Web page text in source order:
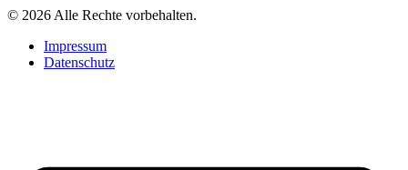
© 2026 Alle Rechte vorbehalten.
Impressum
Datenschutz